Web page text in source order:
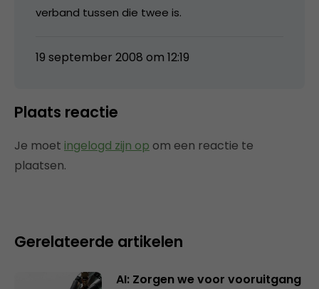
verband tussen die twee is.
19 september 2008 om 12:19
Plaats reactie
Je moet ingelogd zijn op om een reactie te
plaatsen.
Gerelateerde artikelen
AI: Zorgen we voor vooruitgang